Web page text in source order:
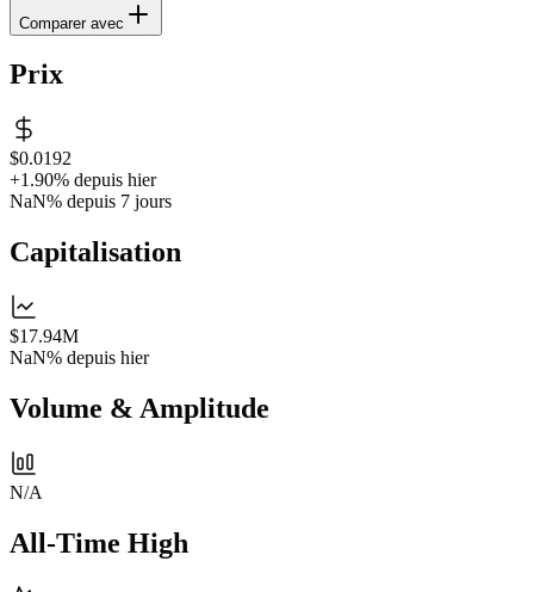
Comparer avec
Prix
$0.0192
+1.90% depuis hier
NaN% depuis 7 jours
Capitalisation
$17.94M
NaN% depuis hier
Volume & Amplitude
N/A
All-Time High